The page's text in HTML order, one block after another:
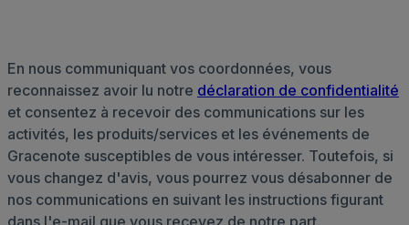
En nous communiquant vos coordonnées, vous
reconnaissez avoir lu notre déclaration de confidentialité
et consentez à recevoir des communications sur les
activités, les produits/services et les événements de
Gracenote susceptibles de vous intéresser. Toutefois, si
vous changez d'avis, vous pourrez vous désabonner de
nos communications en suivant les instructions figurant
dans l'e-mail que vous recevez de notre part.